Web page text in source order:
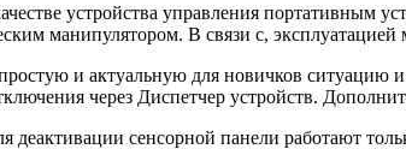
устройства управления портативным
манипулятором. В связи с,
и актуальную для новичков ситуацию
через Диспетчер устройств.
сенсорной панели работают